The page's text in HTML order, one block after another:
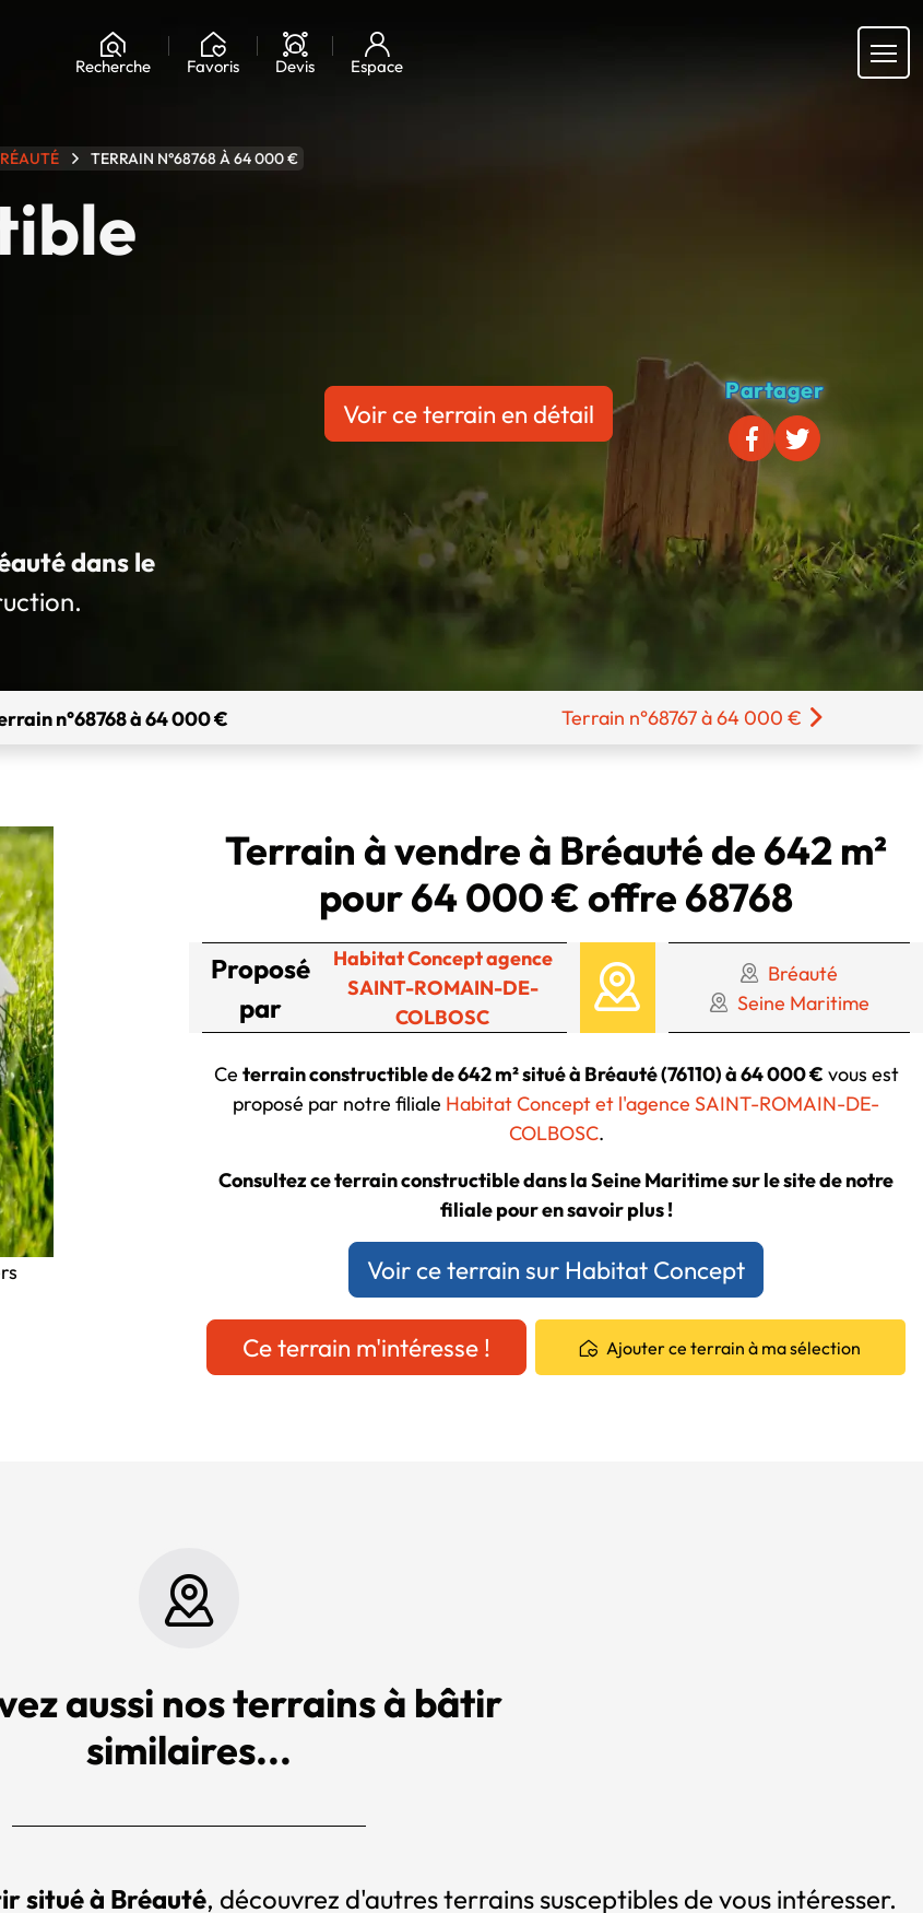
Recherche Favoris Devis Espace
TERRAIN N°68768 À 64 000 €
dans le
Voir ce terrain en détail
Partager
n°68768 à 64 000 € Terrain n°68767 à 64 000 €
Terrain à vendre à Bréauté de 642 m²
pour 64 000 € offre 68768
Proposé
par
Habitat Concept agence
SAINT-ROMAIN-DE-
COLBOSC
Bréauté
Seine Maritime
Ce terrain constructible de 642 m² situé à Bréauté (76110) à 64 000 € vous est
proposé par notre filiale Habitat Concept et l'agence SAINT-ROMAIN-DE-
COLBOSC.
Consultez ce terrain constructible dans la Seine Maritime sur le site de notre
filiale pour en savoir plus !
Voir ce terrain sur Habitat Concept
Ce terrain m'intéresse ! Ajouter ce terrain à ma sélection
aussi nos terrains à bâtir
similaires...
situé à Bréauté, découvrez d'autres terrains susceptibles de vous intéresser.